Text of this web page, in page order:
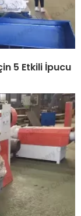
5 Etkili İpucu